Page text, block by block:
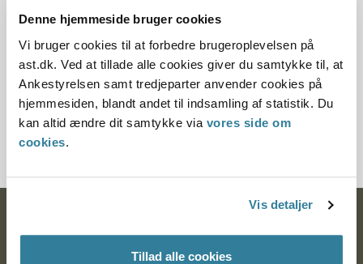
Denne hjemmeside bruger cookies
Vi bruger cookies til at forbedre brugeroplevelsen på
ast.dk. Ved at tillade alle cookies giver du samtykke til, at
Ankestyrelsen samt tredjeparter anvender cookies på
hjemmesiden, blandt andet til indsamling af statistik. Du
kan altid ændre dit samtykke via vores side om
cookies.
Vis detaljer
Tillad alle cookies
Paragraf
§ 24 § 12 § 28 § 17
Journalnummer
1004945-06